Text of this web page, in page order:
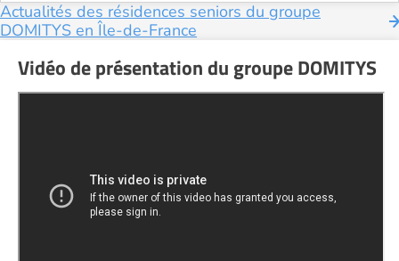
Actualités des résidences seniors du groupe
DOMITYS en Île-de-France
Vidéo de présentation du groupe DOMITYS